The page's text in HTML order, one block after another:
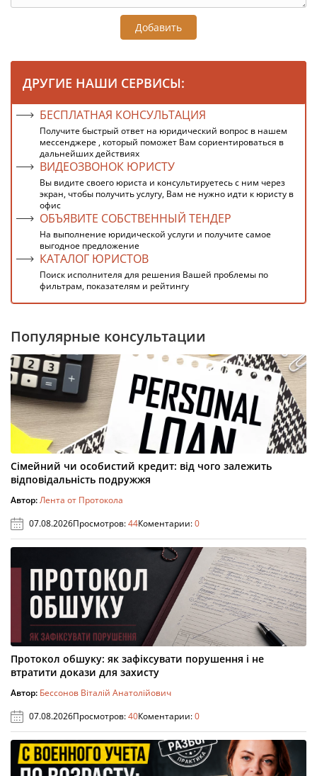
Добавить
ДРУГИЕ НАШИ СЕРВИСЫ:
БЕСПЛАТНАЯ КОНСУЛЬТАЦИЯ
Получите быстрый ответ на юридический вопрос в нашем
мессенджере , который поможет Вам сориентироваться в
дальнейших действиях
ВИДЕОЗВОНОК ЮРИСТУ
Вы видите своего юриста и консультируетесь с ним через
экран, чтобы получить услугу, Вам не нужно идти к юристу в
офис
ОБЪЯВИТЕ СОБСТВЕННЫЙ ТЕНДЕР
На выполнение юридической услуги и получите самое
выгодное предложение
КАТАЛОГ ЮРИСТОВ
Поиск исполнителя для решения Вашей проблемы по
фильтрам, показателям и рейтингу
Популярные консультации
Сімейний чи особистий кредит: від чого залежить
відповідальність подружжя
Автор:Лента от Протокола
07.08.2026Просмотров:44Коментарии:0
Протокол обшуку: як зафіксувати порушення і не
втратити докази для захисту
Автор: Бессонов Віталій Анатолійович
07.08.2026Просмотров:40Коментарии:0